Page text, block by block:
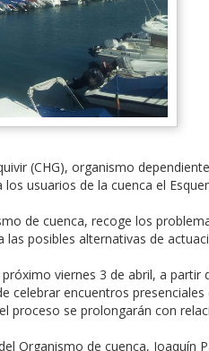
(CHG), organismo
usuarios de la cuenca el
de cuenca, recoge los
posibles alternativas de
viernes 3 de abril, a
celebrar encuentros
proceso se prolongarán con
Organismo de cuenca,